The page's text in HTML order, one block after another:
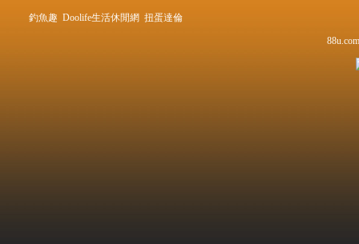
釣魚趣 Doolife生活休閒網 扭蛋達倫